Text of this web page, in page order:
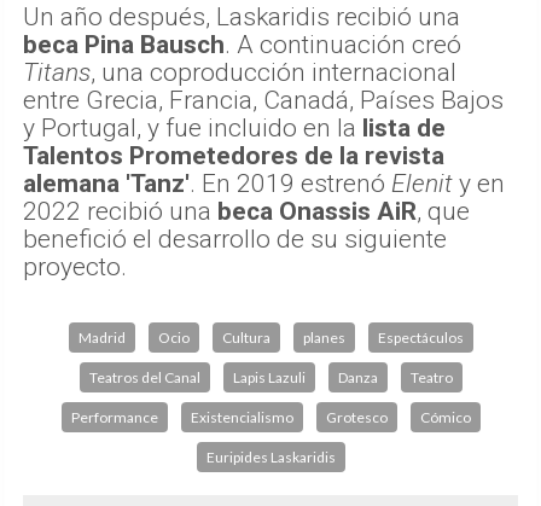
Un año después, Laskaridis recibió una
beca Pina Bausch. A continuación creó
Titans, una coproducción internacional
entre Grecia, Francia, Canadá, Países Bajos
y Portugal, y fue incluido en la lista de
Talentos Prometedores de la revista
alemana 'Tanz'. En 2019 estrenó Elenit y en
2022 recibió una beca Onassis AiR, que
benefició el desarrollo de su siguiente
proyecto.
Madrid Ocio Cultura planes Espectáculos
Teatros del Canal Lapis Lazuli Danza Teatro
Performance Existencialismo Grotesco Cómico
Euripides Laskaridis